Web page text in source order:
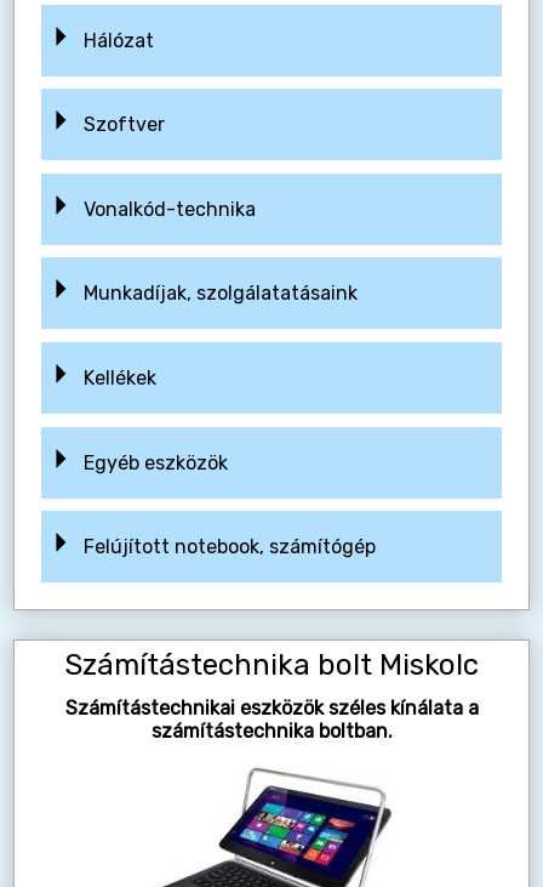
Hálózat
Szoftver
Vonalkód-technika
Munkadíjak, szolgálatatásaink
Kellékek
Egyéb eszközök
Felújított notebook, számítógép
Számítástechnika bolt Miskolc
Számítástechnikai eszközök széles kínálata a
számítástechnika boltban.